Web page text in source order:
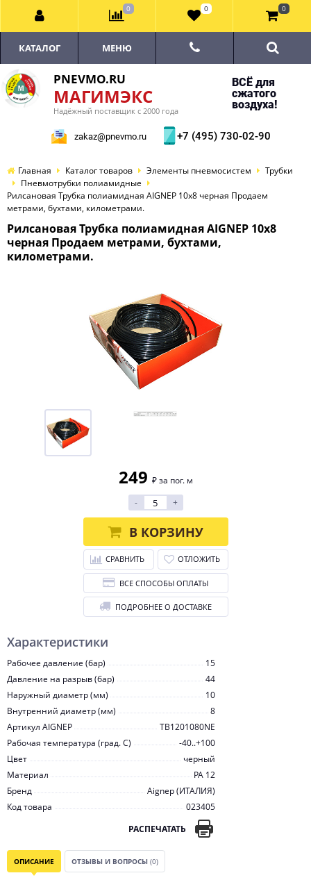
PNEVMO.RU
МАГИМЭКС
Надёжный поставщик с 2000 года
ВСЁ для
сжатого
воздуха!
zakaz@pnevmo.ru +7 (495) 730-02-90
КАТАЛОГ МЕНЮ
Главная Каталог товаров Элементы пневмосистем
Трубки
Пневмотрубки полиамидные
Рилсановая Трубка полиамидная AIGNEP 10х8 черная Продаем
метрами, бухтами, километрами.
Рилсановая Трубка полиамидная AIGNEP 10х8
черная Продаем метрами, бухтами,
километрами.
Характеристики
Рабочее давление (бар)
15
Давление на разрыв (бар)
44
Наружный диаметр (мм)
10
Внутренний диаметр (мм)
8
Артикул AIGNEP
TB1201080NE
Рабочая температура (град. C)
-40..+100
Цвет
черный
Материал
PA 12
Бренд
Aignep (ИТАЛИЯ)
Код товара
023405
РАСПЕЧАТАТЬ
249 ₽ за пог. м
-
+
В КОРЗИНУ
СРАВНИТЬ ОТЛОЖИТЬ
ВСЕ СПОСОБЫ ОПЛАТЫ
ПОДРОБНЕЕ О ДОСТАВКЕ
ОПИСАНИЕ ОТЗЫВЫ И ВОПРОСЫ (0)
0 0 0